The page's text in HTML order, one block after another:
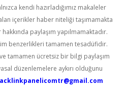
kendi hazırladığımız makaleler
içerikler haber niteliği taşımamakta
paylaşım yapılmamaktadır.
benzerlikleri tamamen tesadüfidir.
tamamen ücretsiz bir bilgi paylaşım
düzenlemelere aykırı olduğunu